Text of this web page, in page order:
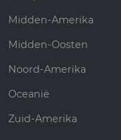
Midden-Amerika
Midden-Oosten
Noord-Amerika
Oceanië
Zuid-Amerika